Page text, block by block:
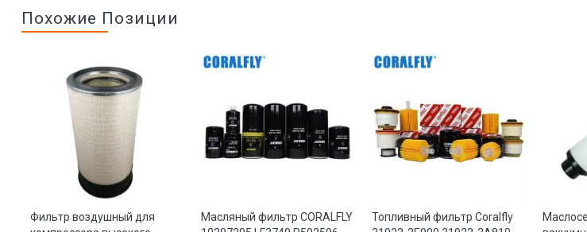
Похожие Позиции
Фильтр воздушный для
Масляный фильтр CORALFLY
Топливный фильтр Coralfly